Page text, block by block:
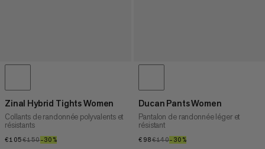
Zinal Hybrid Tights Women
Collants de randonnée polyvalents et
résistants
€105€105
€150€150
–30%
Ducan Pants Women
Pantalon de randonnée léger et
résistant
€98€98
€140€140
–30%